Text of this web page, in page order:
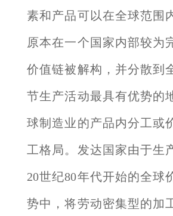
素和产品可以在全球范围
原本在一个国家内部较为
价值链被解构，并分散到
节生产活动最具有优势的
球制造业的产品内分工或
工格局。发达国家由于生
20世纪80年代开始的全球
势中，将劳动密集型的加